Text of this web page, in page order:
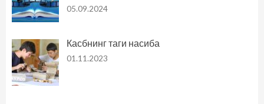
05.09.2024
Касбнинг таги насиба
01.11.2023